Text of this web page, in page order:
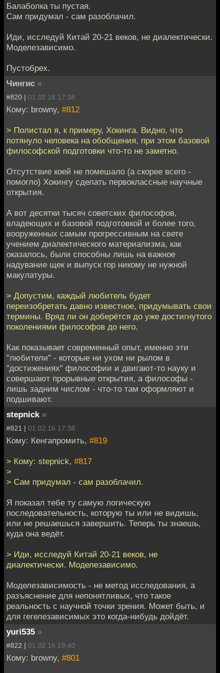
Балаболка ты пустая.
Сам придумал - сам разоблачил.
Иди, исследуй Китай 20-21 веков, не диалектически.
Моделезависимо.
Пустобрех.
Чингиc »
#820 | 01.02.16 17:38
Кому: browny, #812
> Полистал я, к примеру, Хокинга. Видно, что
потянуло человека на обобщения, при этом базовой
философской подготовки что-то не заметно.
Отсутствие коей не помешало (а скорее всего -
помогло) Хокингу сделать первоклассные научные
открытия.
А вот десятки тысяч советских философов,
владеющих и базовой подготовкой и более того,
вооруженных самым прогрессивным на свете
учением диалектического материализма, как
оказалось, были способны лишь на важное
надувание щек и выпуск гор никому не нужной
макулатуры.
> Допустим, каждый любитель будет
переизобретать давно известное, придумывать свои
термины. Вряд ли он доберётся до уже достигнутого
поколениями философов до него.
Как показывает современный опыт, именно эти
"любители" - которые ни ухом ни рылом в
"достижениях" философии и двигают-то науку и
совершают прорывные открытия, а философы -
лишь задним числом - что-то там оформляют и
подшивают.
stepnick »
#821 | 01.02.16 17:38
Кому: Кенгапромить, #819
> Кому: stepnick, #817
>
> Сам придумал - сам разоблачил.
Я показал тебе ту самую логическую
последовательность, которую ты или не видишь,
или не решаешься завершить. Теперь ты знаешь,
куда она ведёт.
> Иди, исследуй Китай 20-21 веков, не
диалектически. Моделезависимо.
Моделезависимость - не метод исследования, а
разъяснение для непонятливых, что такое
реальность с научной точки зрения. Может быть, и
для гегелезависимых это когда-нибудь дойдёт.
yuri535 »
#822 | 01.02.16 19:40
Кому: browny, #801